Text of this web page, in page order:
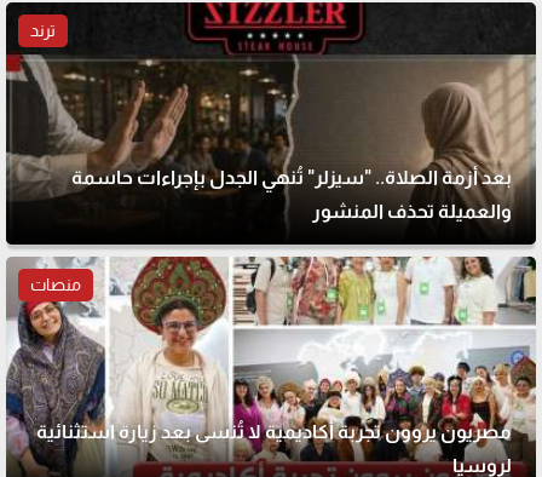
ترند
بعد أزمة الصلاة.. "سيزلر" تُنهي الجدل بإجراءات حاسمة
والعميلة تحذف المنشور
منصات
مصريون يروون تجربة أكاديمية لا تُنسى بعد زيارة استثنائية
لروسيا